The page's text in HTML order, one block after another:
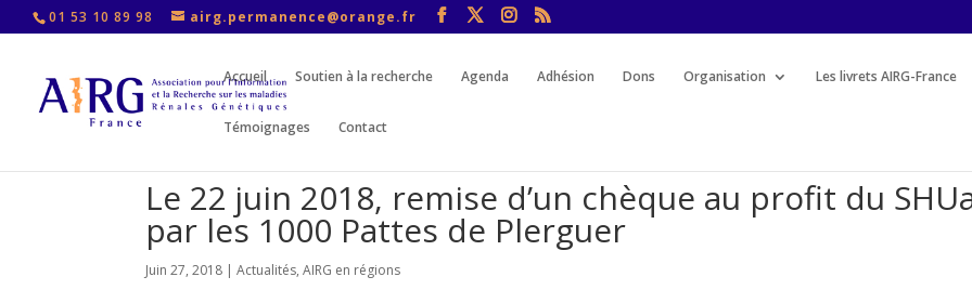
01 53 10 89 98 airg.permanence@orange.fr
Accueil Soutien à la recherche Agenda Adhésion Dons Organisation Les livrets AIRG-France
Témoignages Contact
Le 22 juin 2018, remise d’un chèque au profit du
par les 1000 Pattes de Plerguer
Juin 27, 2018 |Actualités,AIRG en régions